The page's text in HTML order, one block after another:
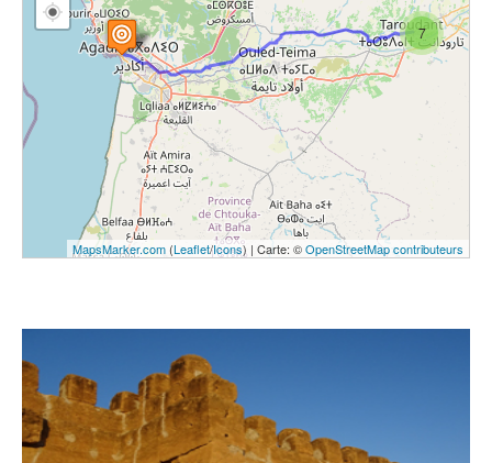
7
MapsMarker.com (Leaflet/Icons) | Carte: ©OpenStreetMap contributeurs